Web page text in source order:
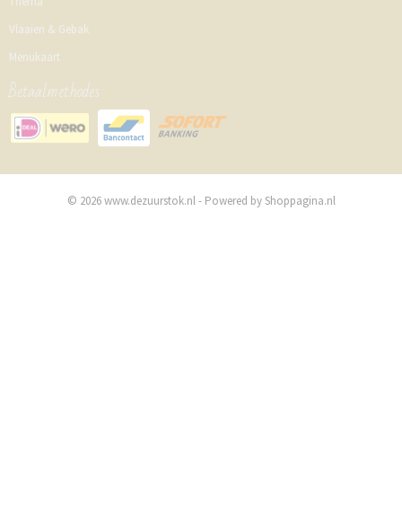
Vlaaien & Gebak
Menukaart
Betaalmethodes
© 2026 www.dezuurstok.nl - Powered by Shoppagina.nl